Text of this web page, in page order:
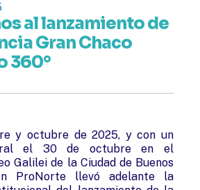
al lanzamiento de
Gran Chaco
360°
y octubre de 2025, y con un
el 30 de octubre en el
Galilei de la Ciudad de Buenos
ProNorte llevó adelante la